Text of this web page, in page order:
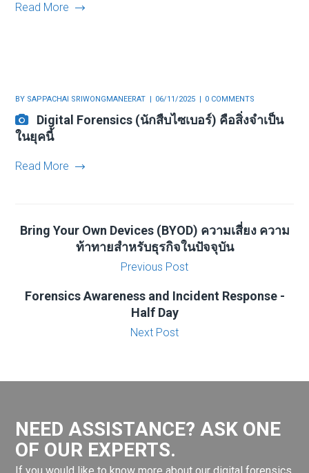
Read More
BY SAPPACHAI SRIWONGMANEERAT 06/11/2025 0 COMMENTS
Digital Forensics (นักสืบไซเบอร์) คือสิ่งจำเป็น
ในยุคนี้
Read More
Bring Your Own Devices (BYOD) ความเสี่ยง ความ
ท้าทายสำหรับธุรกิจในปัจจุบัน
Previous Post
Forensics Awareness and Incident Response -
Half Day
Next Post
NEED ASSISTANCE? ASK ONE
OF OUR EXPERTS.